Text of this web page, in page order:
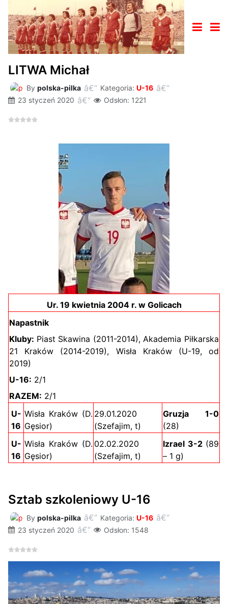
LITWA Michał
By polska-pilka Kategoria: U-16
23 styczeń 2020
Odsłon: 1221
Ur. 19 kwietnia 2004 r. w Golicach
Napastnik
Kluby: Piast Skawina (2011-2014), Akademia Piłkarska
21 Kraków (2014-2019), Wisła Kraków (U-19, od
2019)
U-16: 2/1
RAZEM: 2/1
U-
16
Wisła Kraków (D.
Gęsior)
29.01.2020
(Szefajim, t)
Gruzja 1-0
(28)
U-
16
Wisła Kraków (D.
Gęsior)
02.02.2020
(Szefajim, t)
Izrael 3-2 (89
– 1 g)
Sztab szkoleniowy U-16
By polska-pilka Kategoria: U-16
23 styczeń 2020
Odsłon: 1548